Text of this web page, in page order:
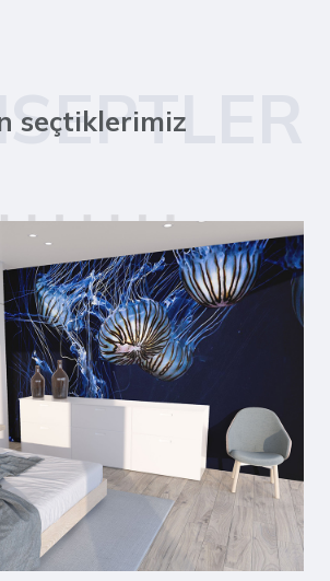
seçtiklerimiz